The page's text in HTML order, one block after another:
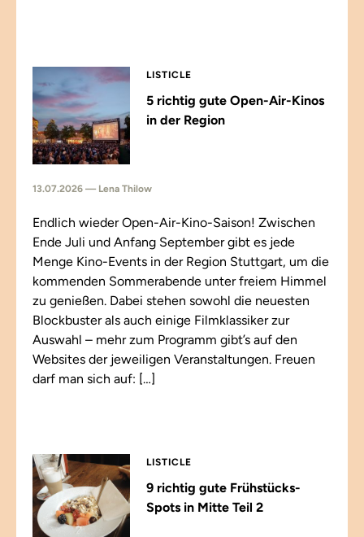
LISTICLE
5 richtig gute Open-Air-Kinos
in der Region
13.07.2026 — Lena Thilow
Endlich wieder Open-Air-Kino-Saison! Zwischen
Ende Juli und Anfang September gibt es jede
Menge Kino-Events in der Region Stuttgart, um die
kommenden Sommerabende unter freiem Himmel
zu genießen. Dabei stehen sowohl die neuesten
Blockbuster als auch einige Filmklassiker zur
Auswahl – mehr zum Programm gibt’s auf den
Websites der jeweiligen Veranstaltungen. Freuen
darf man sich auf: […]
LISTICLE
9 richtig gute Frühstücks-
Spots in Mitte Teil 2